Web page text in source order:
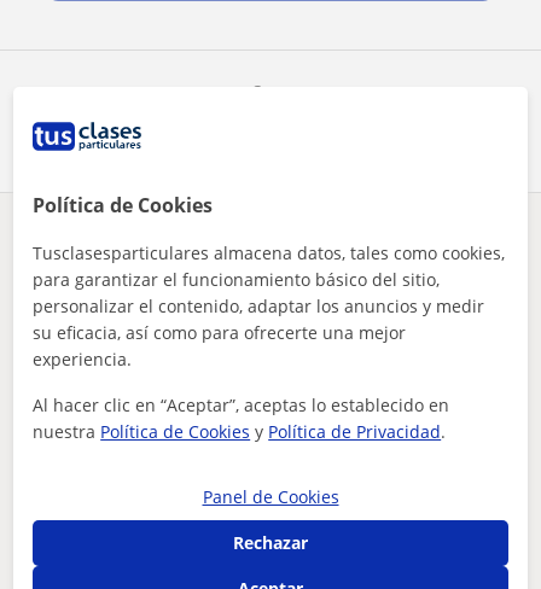
Comparte a este profesor
¿Hay algún error en este perfil? Cuéntanos
Tus clases particulares Matemáticas Araba
Amurrio
doy clases de matemáticas, secundaria terminada, y actualmen...
Amurrio que pueden interesarte
Política de Cookies
Tusclasesparticulares almacena datos, tales como cookies,
para garantizar el funcionamiento básico del sitio,
personalizar el contenido, adaptar los anuncios y medir
su eficacia, así como para ofrecerte una mejor
experiencia.
Al hacer clic en “Aceptar”, aceptas lo establecido en
nuestra Política de Cookies y Política de Privacidad.
Panel de Cookies
Rechazar